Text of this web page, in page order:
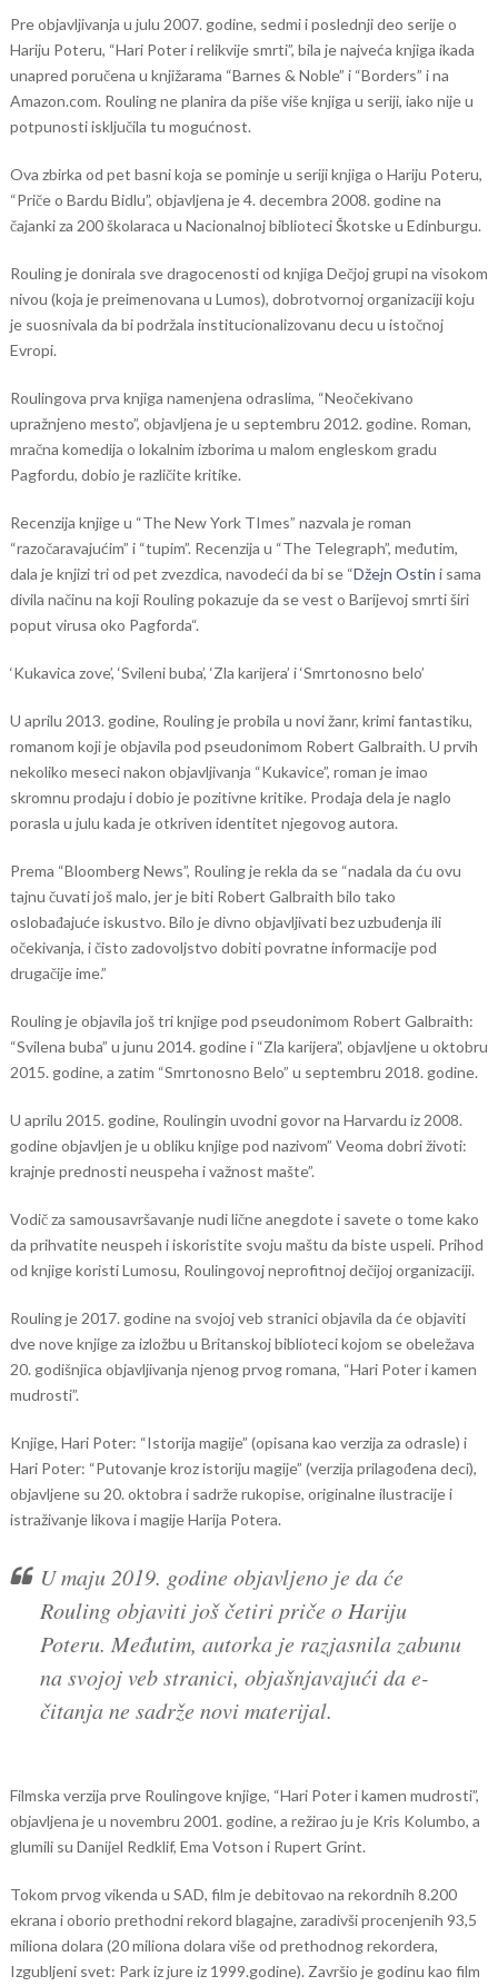
Pre objavljivanja u julu 2007. godine, sedmi i poslednji deo serije o
Hariju Poteru, “Hari Poter i relikvije smrti”, bila je najveća knjiga ikada
unapred poručena u knjižarama “Barnes & Noble” i “Borders” i na
Amazon.com. Rouling ne planira da piše više knjiga u seriji, iako nije u
potpunosti isključila tu mogućnost.
Ova zbirka od pet basni koja se pominje u seriji knjiga o Hariju Poteru,
“Priče o Bardu Bidlu”, objavljena je 4. decembra 2008. godine na
čajanki za 200 školaraca u Nacionalnoj biblioteci Škotske u Edinburgu.
Rouling je donirala sve dragocenosti od knjiga Dečjoj grupi na visokom
nivou (koja je preimenovana u Lumos), dobrotvornoj organizaciji koju
je suosnivala da bi podržala institucionalizovanu decu u istočnoj
Evropi.
Roulingova prva knjiga namenjena odraslima, “Neočekivano
upražnjeno mesto”, objavljena je u septembru 2012. godine. Roman,
mračna komedija o lokalnim izborima u malom engleskom gradu
Pagfordu, dobio je različite kritike.
Recenzija knjige u “The New York TImes” nazvala je roman
“razočaravajućim” i “tupim”. Recenzija u “The Telegraph”, međutim,
dala je knjizi tri od pet zvezdica, navodeći da bi se “Džejn Ostin i sama
divila načinu na koji Rouling pokazuje da se vest o Barijevoj smrti širi
poput virusa oko Pagforda“.
‘Kukavica zove’, ‘Svileni buba’, ‘Zla karijera’ i ‘Smrtonosno belo’
U aprilu 2013. godine, Rouling je probila u novi žanr, krimi fantastiku,
romanom koji je objavila pod pseudonimom Robert Galbraith. U prvih
nekoliko meseci nakon objavljivanja “Kukavice”, roman je imao
skromnu prodaju i dobio je pozitivne kritike. Prodaja dela je naglo
porasla u julu kada je otkriven identitet njegovog autora.
Prema “Bloomberg News”, Rouling je rekla da se “nadala da ću ovu
tajnu čuvati još malo, jer je biti Robert Galbraith bilo tako
oslobađajuće iskustvo. Bilo je divno objavljivati bez uzbuđenja ili
očekivanja, i čisto zadovoljstvo dobiti povratne informacije pod
drugačije ime.”
Rouling je objavila još tri knjige pod pseudonimom Robert Galbraith:
“Svilena buba” u junu 2014. godine i “Zla karijera”, objavljene u oktobru
2015. godine, a zatim “Smrtonosno Belo” u septembru 2018. godine.
U aprilu 2015. godine, Roulingin uvodni govor na Harvardu iz 2008.
godine objavljen je u obliku knjige pod nazivom” Veoma dobri životi:
krajnje prednosti neuspeha i važnost mašte”.
Vodič za samousavršavanje nudi lične anegdote i savete o tome kako
da prihvatite neuspeh i iskoristite svoju maštu da biste uspeli. Prihod
od knjige koristi Lumosu, Roulingovoj neprofitnoj dečijoj organizaciji.
Rouling je 2017. godine na svojoj veb stranici objavila da će objaviti
dve nove knjige za izložbu u Britanskoj biblioteci kojom se obeležava
20. godišnjica objavljivanja njenog prvog romana, “Hari Poter i kamen
mudrosti”.
Knjige, Hari Poter: “Istorija magije” (opisana kao verzija za odrasle) i
Hari Poter: “Putovanje kroz istoriju magije” (verzija prilagođena deci),
objavljene su 20. oktobra i sadrže rukopise, originalne ilustracije i
istraživanje likova i magije Harija Potera.
U maju 2019. godine objavljeno je da će
Rouling objaviti još četiri priče o Hariju
Poteru. Međutim, autorka je razjasnila zabunu
na svojoj veb stranici, objašnjavajući da e-
čitanja ne sadrže novi materijal.
Filmska verzija prve Roulingove knjige, “Hari Poter i kamen mudrosti”,
objavljena je u novembru 2001. godine, a režirao ju je Kris Kolumbo, a
glumili su Danijel Redklif, Ema Votson i Rupert Grint.
Tokom prvog vikenda u SAD, film je debitovao na rekordnih 8.200
ekrana i oborio prethodni rekord blagajne, zaradivši procenjenih 93,5
miliona dolara (20 miliona dolara više od prethodnog rekordera,
Izgubljeni svet: Park iz jure iz 1999.godine). Završio je godinu kao film